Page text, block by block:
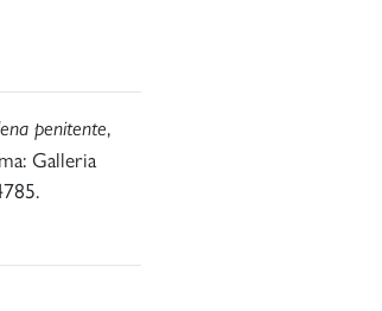
penitente,
Galleria